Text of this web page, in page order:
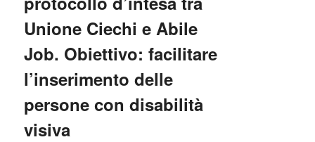
Unione Ciechi e Abile
Job. Obiettivo: facilitare
l’inserimento delle
persone con disabilità
visiva